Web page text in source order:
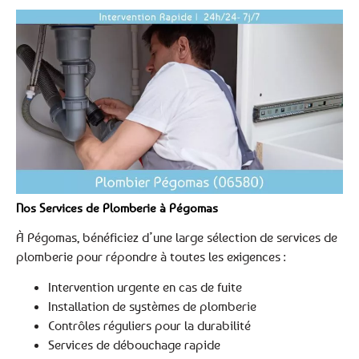
Nos Services de Plomberie à Pégomas
À Pégomas, bénéficiez d’une large sélection de services de
plomberie pour répondre à toutes les exigences :
Intervention urgente en cas de fuite
Installation de systèmes de plomberie
Contrôles réguliers pour la durabilité
Services de débouchage rapide